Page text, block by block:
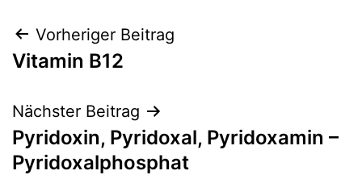
Beitragsnavigation
Vorheriger Beitrag
Vitamin B12
Nächster Beitrag
Pyridoxin, Pyridoxal, Pyridoxamin –
Pyridoxalphosphat